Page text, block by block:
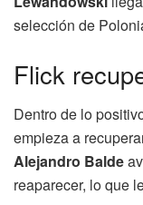
selección de
Flick
Dentro de lo
empieza a
Alejandro Balde
reaparecer, lo que